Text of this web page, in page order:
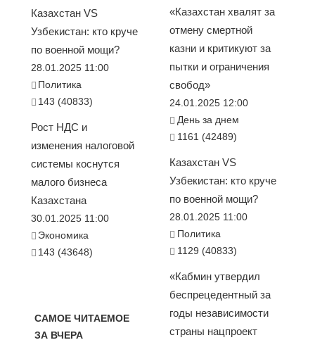
Казахстан VS
Узбекистан: кто круче
по военной мощи?
28.01.2025 11:00
Политика
143 (40833)
Рост НДС и
изменения налоговой
системы коснутся
малого бизнеса
Казахстана
30.01.2025 11:00
Экономика
143 (43648)
САМОЕ ЧИТАЕМОЕ
ЗА ВЧЕРА
«Казахстан хвалят за
отмену смертной
казни и критикуют за
пытки и ограничения
свобод»
24.01.2025 12:00
День за днем
1161 (42489)
Казахстан VS
Узбекистан: кто круче
по военной мощи?
28.01.2025 11:00
Политика
1129 (40833)
«Кабмин утвердил
беспрецедентный за
годы независимости
страны нацпроект